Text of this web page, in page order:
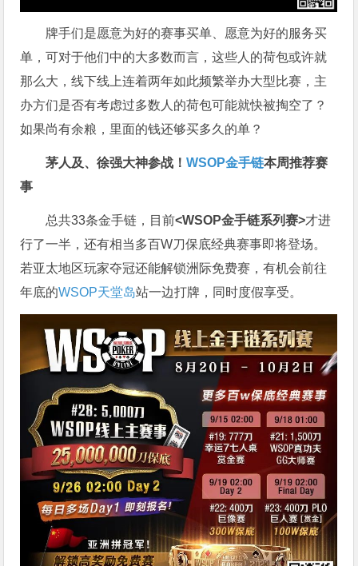
牌手们是愿意为好的赛事买单、愿意为好的服务买
单，可对于他们中的大多数而言，这些人的荷包或许就
那么大，线下线上连着两年如此频繁举办大型比赛，主
办方们是否有考虑过多数人的荷包可能就快被掏空了？
如果尚有余粮，里面的钱还够买多久的单？
茅人及、徐强大神参战！WSOP金手链本周推荐赛
事
总共33条金手链，目前<WSOP金手链系列赛>才进
行了一半，还有相当多百W刀保底经典赛事即将登场。
若亚太地区玩家夺冠还能解锁洲际免费赛，有机会前往
年底的WSOP天堂岛站一边打牌，同时度假享受。